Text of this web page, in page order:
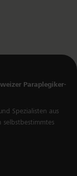
Paraplegiker-
Spezialisten aus